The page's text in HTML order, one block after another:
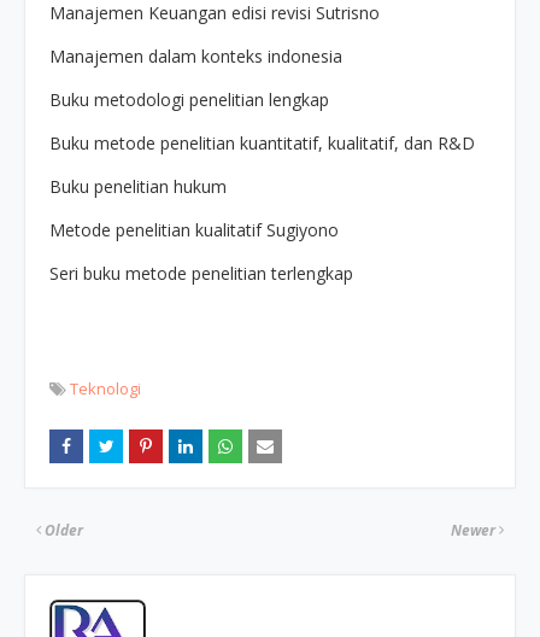
Manajemen Keuangan edisi revisi Sutrisno
Manajemen dalam konteks indonesia
Buku metodologi penelitian lengkap
Buku metode penelitian kuantitatif, kualitatif, dan R&D
Buku penelitian hukum
Metode penelitian kualitatif Sugiyono
Seri buku metode penelitian terlengkap
Teknologi
Newer
Older